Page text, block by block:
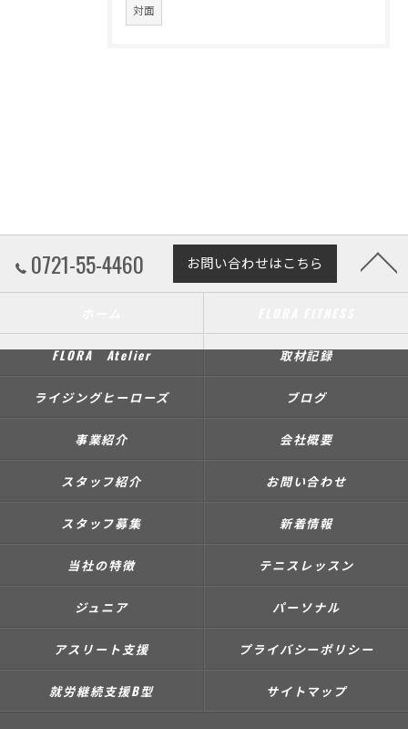
対面
0721-55-4460 お問い合わせはこちら
FLORA Atelier 取材記録
ライジングヒーローズ ブログ
事業紹介 会社概要
スタッフ紹介 お問い合わせ
スタッフ募集 新着情報
当社の特徴 テニスレッスン
ジュニア パーソナル
アスリート支援 プライバシーポリシー
就労継続支援B型 サイトマップ